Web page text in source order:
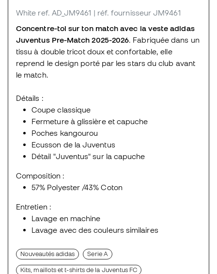
White ref. AD_JM9461 | réf. fournisseur JM9461
Concentre-toi sur ton match avec la veste adidas
Juventus Pre-Match 2025-2026. Fabriquée dans un
tissu à double tricot doux et confortable, elle
reprend le design porté par les stars du club avant
le match.
Détails :
Coupe classique
Fermeture à glissière et capuche
Poches kangourou
Ecusson de la Juventus
Détail "Juventus" sur la capuche
Composition :
57% Polyester /43% Coton
Entretien :
Lavage en machine
Lavage avec des couleurs similaires
Nouveautés adidas Serie A
Kits, maillots et t-shirts de la Juventus FC